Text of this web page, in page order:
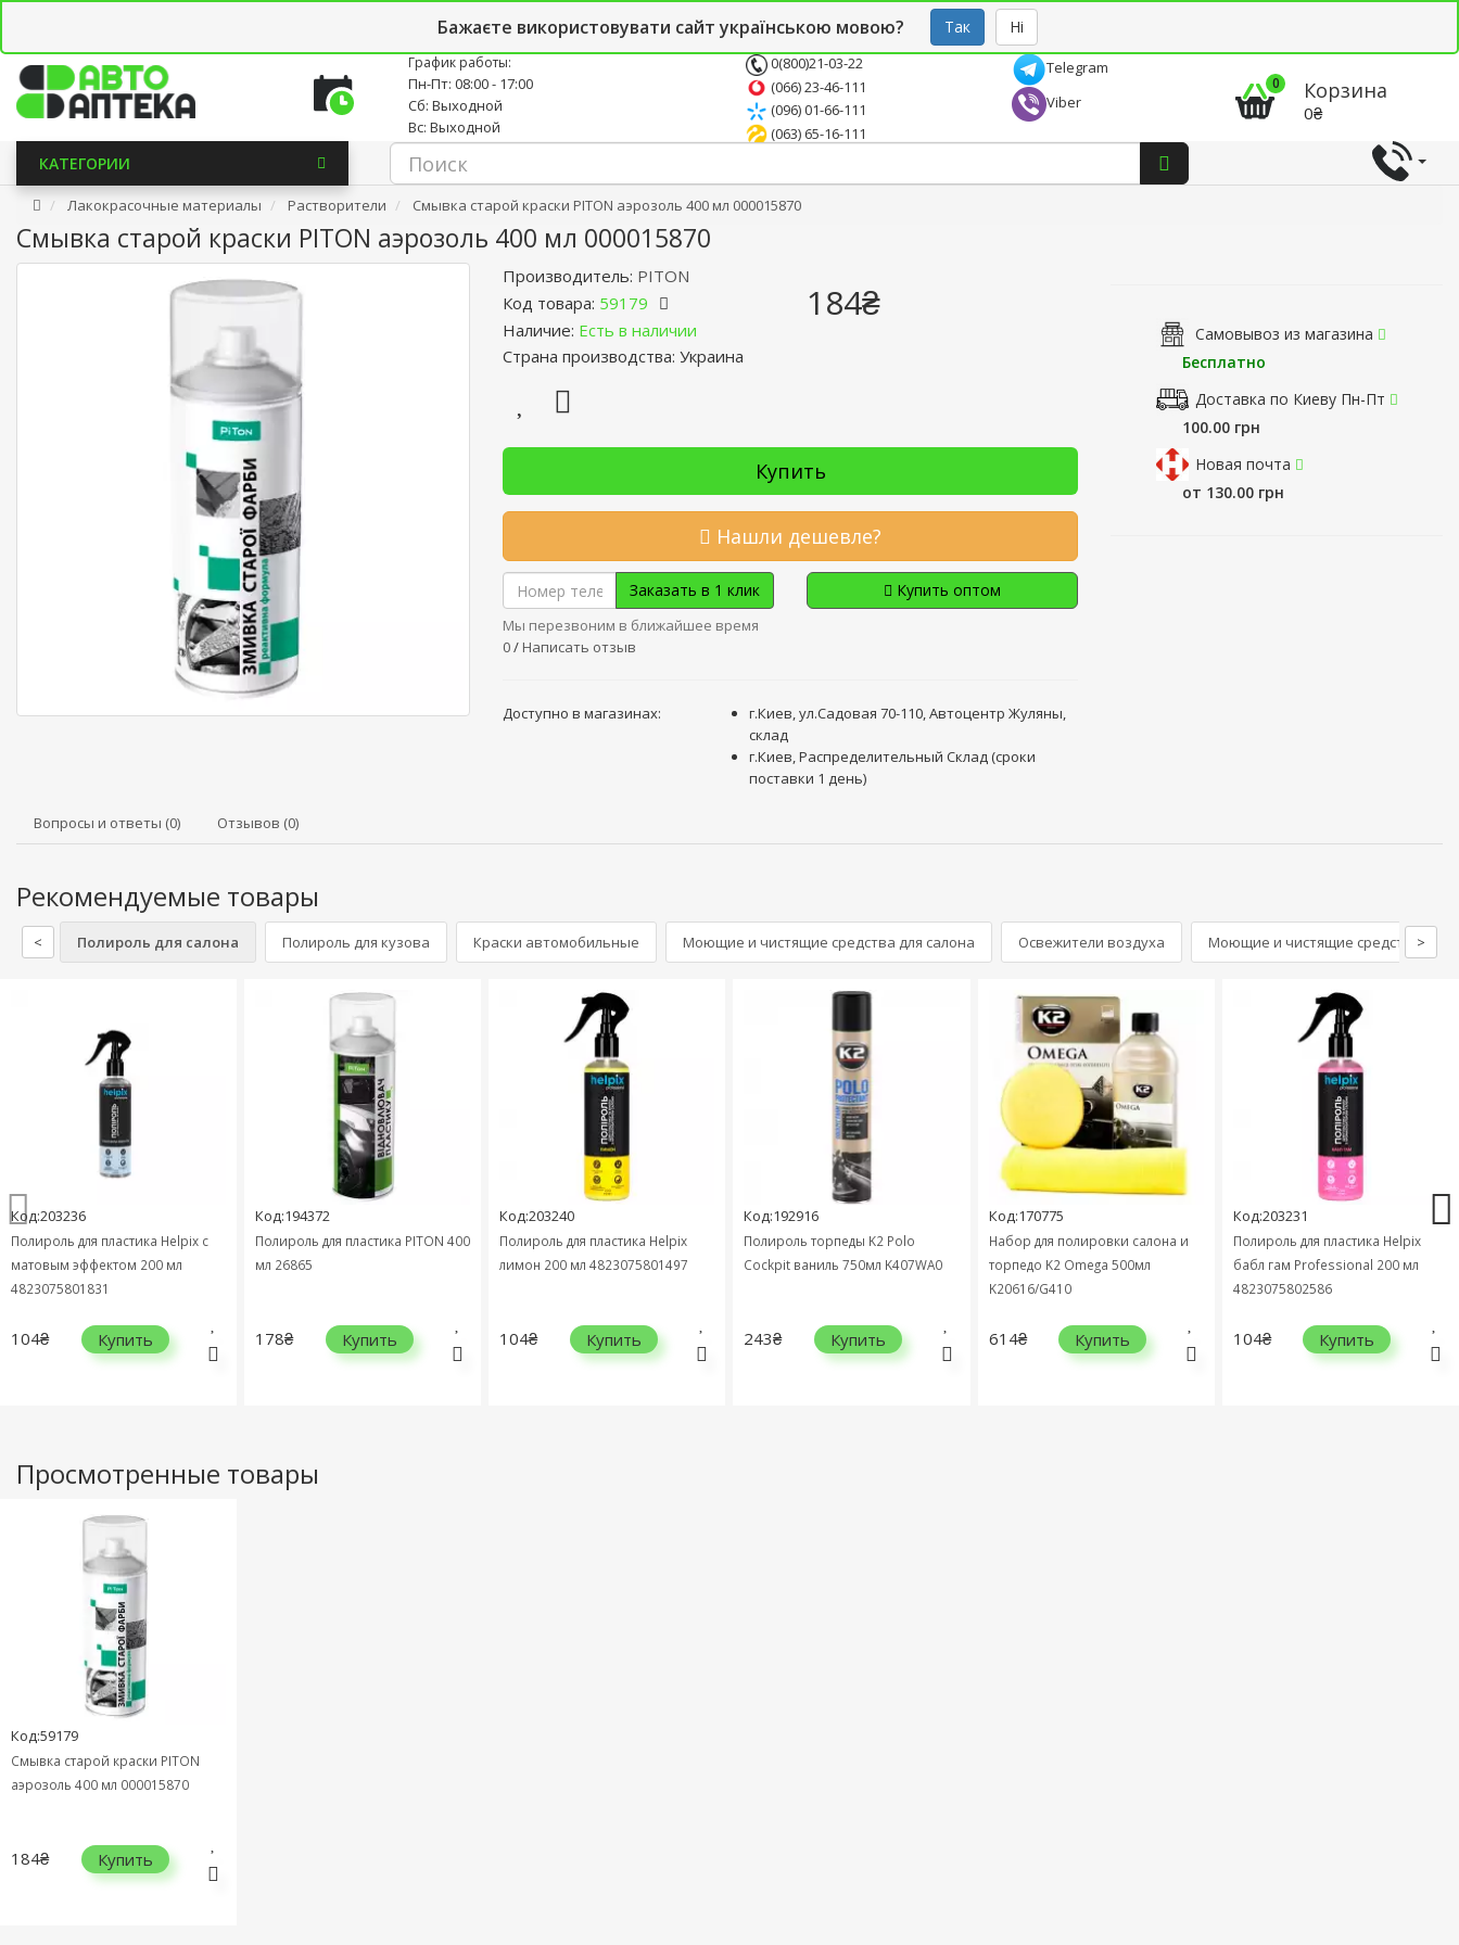
Бажаєте використовувати сайт українською мовою? Так Ні
Новостной блог Опт СТО
График работы:
Пн-Пт: 08:00 - 17:00
Сб: Выходной
Вс: Выходной
0(800)21-03-22
(066) 23-46-111
(096) 01-66-111
(063) 65-16-111
Telegram
Viber
0 Корзина
0₴
КАТЕГОРИИ
Лакокрасочные материалы Растворители Смывка старой краски PITON аэрозоль 400 мл 000015870
Смывка старой краски PITON аэрозоль 400 мл 000015870
Производитель: PITON
Код товара: 59179
Наличие: Есть в наличии
Страна производства: Украина
184₴
Купить
Нашли дешевле?
Заказать в 1 клик
Мы перезвоним в ближайшее время
Купить оптом
0/ Написать отзыв
Доступно в магазинах:
г.Киев, ул.Садовая 70-110, Автоцентр Жуляны,
склад
г.Киев, Распределительный Склад (сроки
поставки 1 день)
Самовывоз из магазина
Бесплатно
Доставка по Киеву Пн-Пт
100.00 грн
Новая почта
от 130.00 грн
Вопросы и ответы (0) Отзывов (0)
Рекомендуемые товары
< Полироль для салона Полироль для кузова Краски автомобильные Моющие и чистящие средства для салона Освежители воздуха Моющие и чистящие средства для
>
Код:203236
Полироль для пластика Helpix с
матовым эффектом 200 мл
4823075801831
104₴ Купить
Код:194372
Полироль для пластика PITON 400
мл 26865
178₴ Купить
Код:203240
Полироль для пластика Helpix
лимон 200 мл 4823075801497
104₴ Купить
Код:192916
Полироль торпеды K2 Polo
Cockpit ваниль 750мл K407WA0
243₴ Купить
Код:170775
Набор для полировки салона и
торпедо K2 Omega 500мл
K20616/G410
614₴ Купить
Код:203231
Полироль для пластика Helpix
бабл гам Professional 200 мл
4823075802586
104₴ Купить
Просмотренные товары
Код:59179
Смывка старой краски PITON
аэрозоль 400 мл 000015870
184₴ Купить